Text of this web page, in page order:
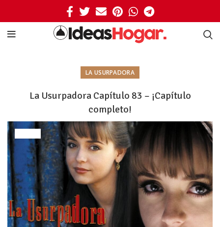
LA USURPADORA
La Usurpadora Capítulo 83 – ¡Capítulo
completo!